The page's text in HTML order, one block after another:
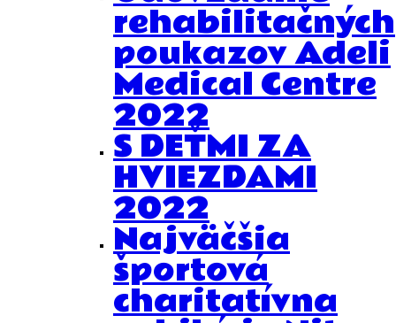
rehabilitačných
poukazov Adeli
Medical Centre
2022
S DEŤMI ZA
HVIEZDAMI
2022
Najväčšia
športová
charitatívna